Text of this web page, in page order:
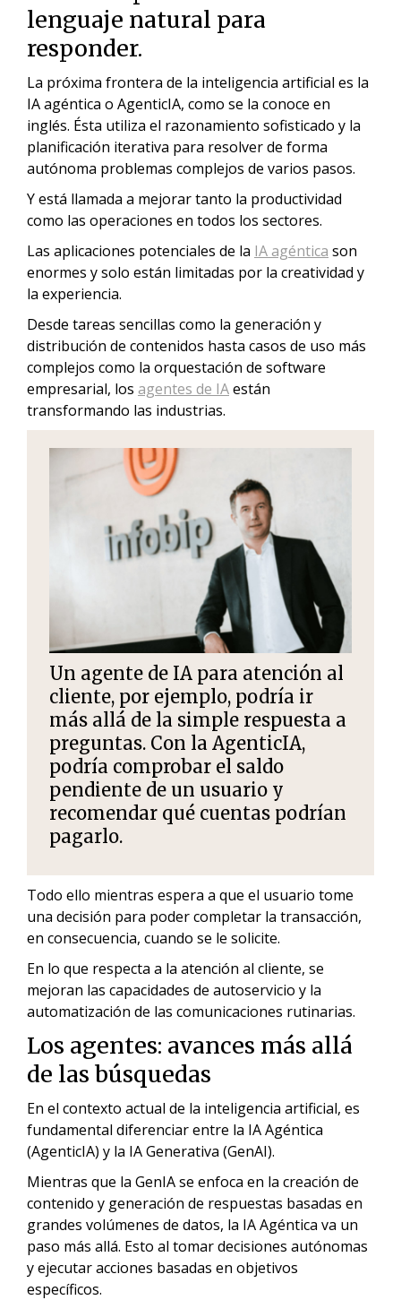
lenguaje natural para
responder.
La próxima frontera de la inteligencia artificial es la
IA agéntica o AgenticIA, como se la conoce en
inglés. Ésta utiliza el razonamiento sofisticado y la
planificación iterativa para resolver de forma
autónoma problemas complejos de varios pasos.
Y está llamada a mejorar tanto la productividad
como las operaciones en todos los sectores.
Las aplicaciones potenciales de la IA agéntica son
enormes y solo están limitadas por la creatividad y
la experiencia.
Desde tareas sencillas como la generación y
distribución de contenidos hasta casos de uso más
complejos como la orquestación de software
empresarial, los agentes de IAestán
transformando las industrias.
Un agente de IA para atención al
cliente, por ejemplo, podría ir
más allá de la simple respuesta a
preguntas. Con la AgenticIA,
podría comprobar el saldo
pendiente de un usuario y
recomendar qué cuentas podrían
pagarlo.
Todo ello mientras espera a que el usuario tome
una decisión para poder completar la transacción,
en consecuencia, cuando se le solicite.
En lo que respecta a la atención al cliente, se
mejoran las capacidades de autoservicio y la
automatización de las comunicaciones rutinarias.
Los agentes: avances más allá
de las búsquedas
En el contexto actual de la inteligencia artificial, es
fundamental diferenciar entre la IA Agéntica
(AgenticIA) y la IA Generativa (GenAI).
Mientras que la GenIA se enfoca en la creación de
contenido y generación de respuestas basadas en
grandes volúmenes de datos, la IA Agéntica va un
paso más allá. Esto al tomar decisiones autónomas
y ejecutar acciones basadas en objetivos
específicos.